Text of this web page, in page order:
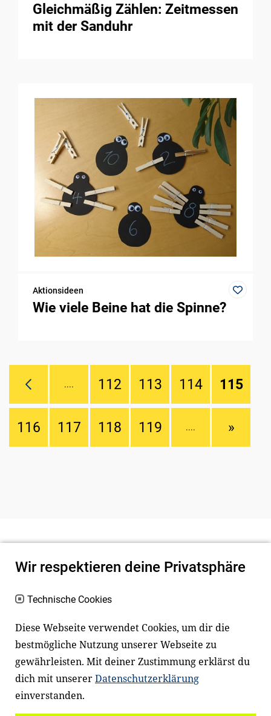
Gleichmäßig Zählen: Zeitmessen
mit der Sanduhr
Aktionsideen
Wie viele Beine hat die Spinne?
.... 112 113 114 115
116 117 118 119 .... »
Newsletter Instagram
Facebook LinkedIn
Wir respektieren deine Privatsphäre
Technische Cookies
Diese Webseite verwendet Cookies, um dir die
bestmögliche Nutzung unserer Webseite zu
gewährleisten. Mit deiner Zustimmung erklärst du
dich mit unsererDatenschutzerklärung
einverstanden.